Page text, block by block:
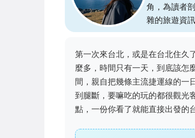
角，為讀者
雜的旅遊資
第一次來台北，或是在台北住久
麼多，時間只有一天，到底該怎
間，親自把幾條主流捷運線的一
到腿斷，要嘛吃的玩的都很觀光
點，一份你看了就能直接出發的